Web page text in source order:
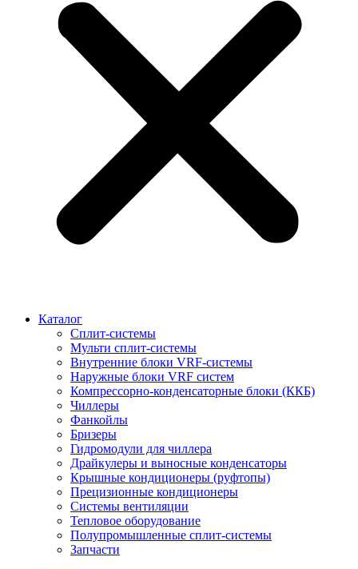
Каталог
Сплит-системы
Мульти сплит-системы
Внутренние блоки VRF-cистемы
Наружные блоки VRF cистем
Компрессорно-конденсаторные блоки (ККБ)
Чиллеры
Фанкойлы
Бризеры
Гидромодули для чиллера
Драйкулеры и выносные конденсаторы
Крышные кондиционеры (руфтопы)
Прецизионные кондиционеры
Системы вентиляции
Тепловое оборудование
Полупромышленные сплит-системы
Запчасти